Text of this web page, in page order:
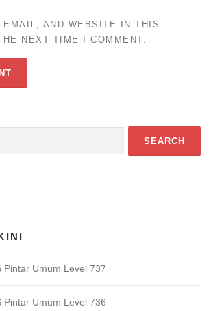
AND WEBSITE IN THIS
NEXT TIME I COMMENT.
Pintar Umum Level 737
Pintar Umum Level 736